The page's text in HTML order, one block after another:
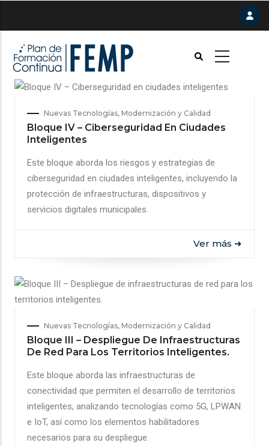
principal
Nuevas Tecnologías, Modernización y Calidad
Bloque IV – Ciberseguridad En Ciudades
Inteligentes
Este bloque aborda los riesgos y estrategias de
ciberseguridad en ciudades inteligentes, incluyendo la
protección de infraestructuras, dispositivos y
servicios digitales municipales.
Ver más ➜
Nuevas Tecnologías, Modernización y Calidad
Bloque III – Despliegue De Infraestructuras
De Red Para Los Territorios Inteligentes.
Este bloque aborda las infraestructuras de
conectividad que permiten el desarrollo de territorios
inteligentes, analizando tecnologías como 5G, LPWAN
e IoT, así como los elementos habilitadores
necesarios para su despliegue.